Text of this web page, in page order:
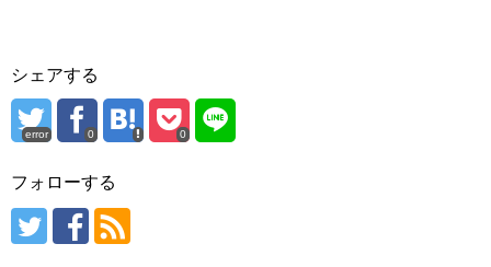
シェアする
error 0 0
フォローする